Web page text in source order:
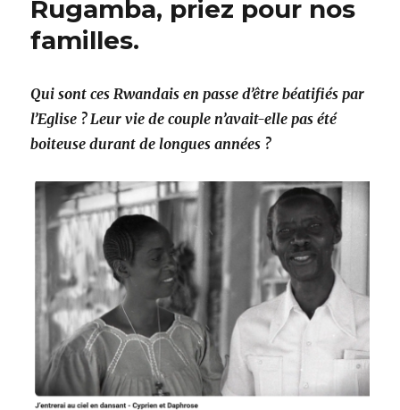
Rugamba, priez pour nos
familles.
Qui sont ces Rwandais en passe d’être béatifiés par
l’Eglise ? Leur vie de couple n’avait-elle pas été
boiteuse durant de longues années ?